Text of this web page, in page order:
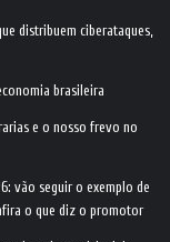
distribuem ciberataques,
brasileira
e o nosso frevo no
vão seguir o exemplo de
o que diz o promotor